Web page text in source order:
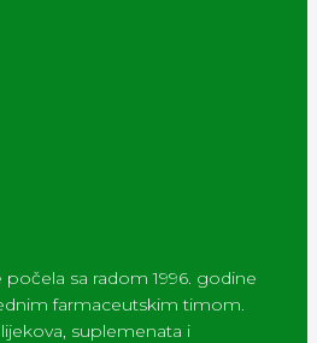
sa radom 1996. godine
farmaceutskim timom.
suplemenata i